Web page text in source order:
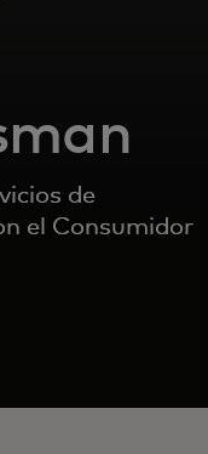
de
el Consumidor
una pestaña nueva